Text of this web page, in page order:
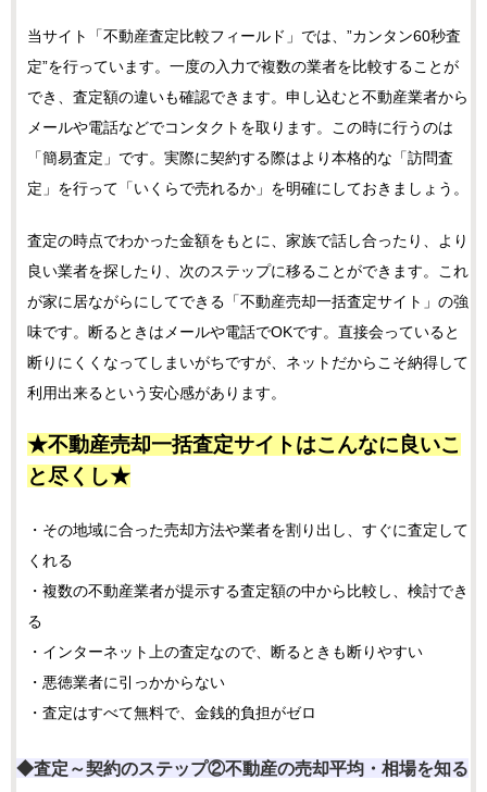
当サイト「不動産査定比較フィールド」では、”カンタン60秒査
定”を行っています。一度の入力で複数の業者を比較することが
でき、査定額の違いも確認できます。申し込むと不動産業者から
メールや電話などでコンタクトを取ります。この時に行うのは
「簡易査定」です。実際に契約する際はより本格的な「訪問査
定」を行って「いくらで売れるか」を明確にしておきましょう。
査定の時点でわかった金額をもとに、家族で話し合ったり、より
良い業者を探したり、次のステップに移ることができます。これ
が家に居ながらにしてできる「不動産売却一括査定サイト」の強
味です。断るときはメールや電話でOKです。直接会っていると
断りにくくなってしまいがちですが、ネットだからこそ納得して
利用出来るという安心感があります。
★不動産売却一括査定サイトはこんなに良いこ
と尽くし★
・その地域に合った売却方法や業者を割り出し、すぐに査定して
くれる
・複数の不動産業者が提示する査定額の中から比較し、検討でき
る
・インターネット上の査定なので、断るときも断りやすい
・悪徳業者に引っかからない
・査定はすべて無料で、金銭的負担がゼロ
◆査定～契約のステップ②不動産の売却平均・相場を知る